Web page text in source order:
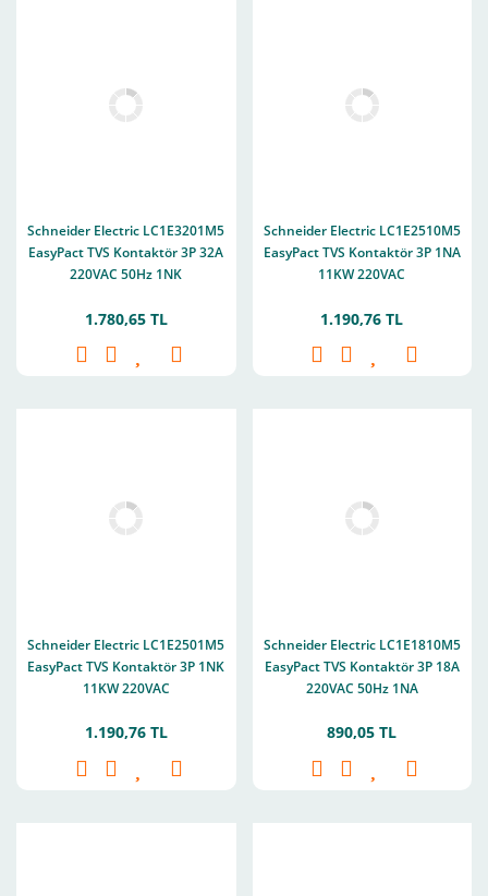
Schneider Electric LC1E3201M5
EasyPact TVS Kontaktör 3P 32A
220VAC 50Hz 1NK
1.780,65 TL
Schneider Electric LC1E2510M5
EasyPact TVS Kontaktör 3P 1NA
11KW 220VAC
1.190,76 TL
Schneider Electric LC1E2501M5
EasyPact TVS Kontaktör 3P 1NK
11KW 220VAC
1.190,76 TL
Schneider Electric LC1E1810M5
EasyPact TVS Kontaktör 3P 18A
220VAC 50Hz 1NA
890,05 TL